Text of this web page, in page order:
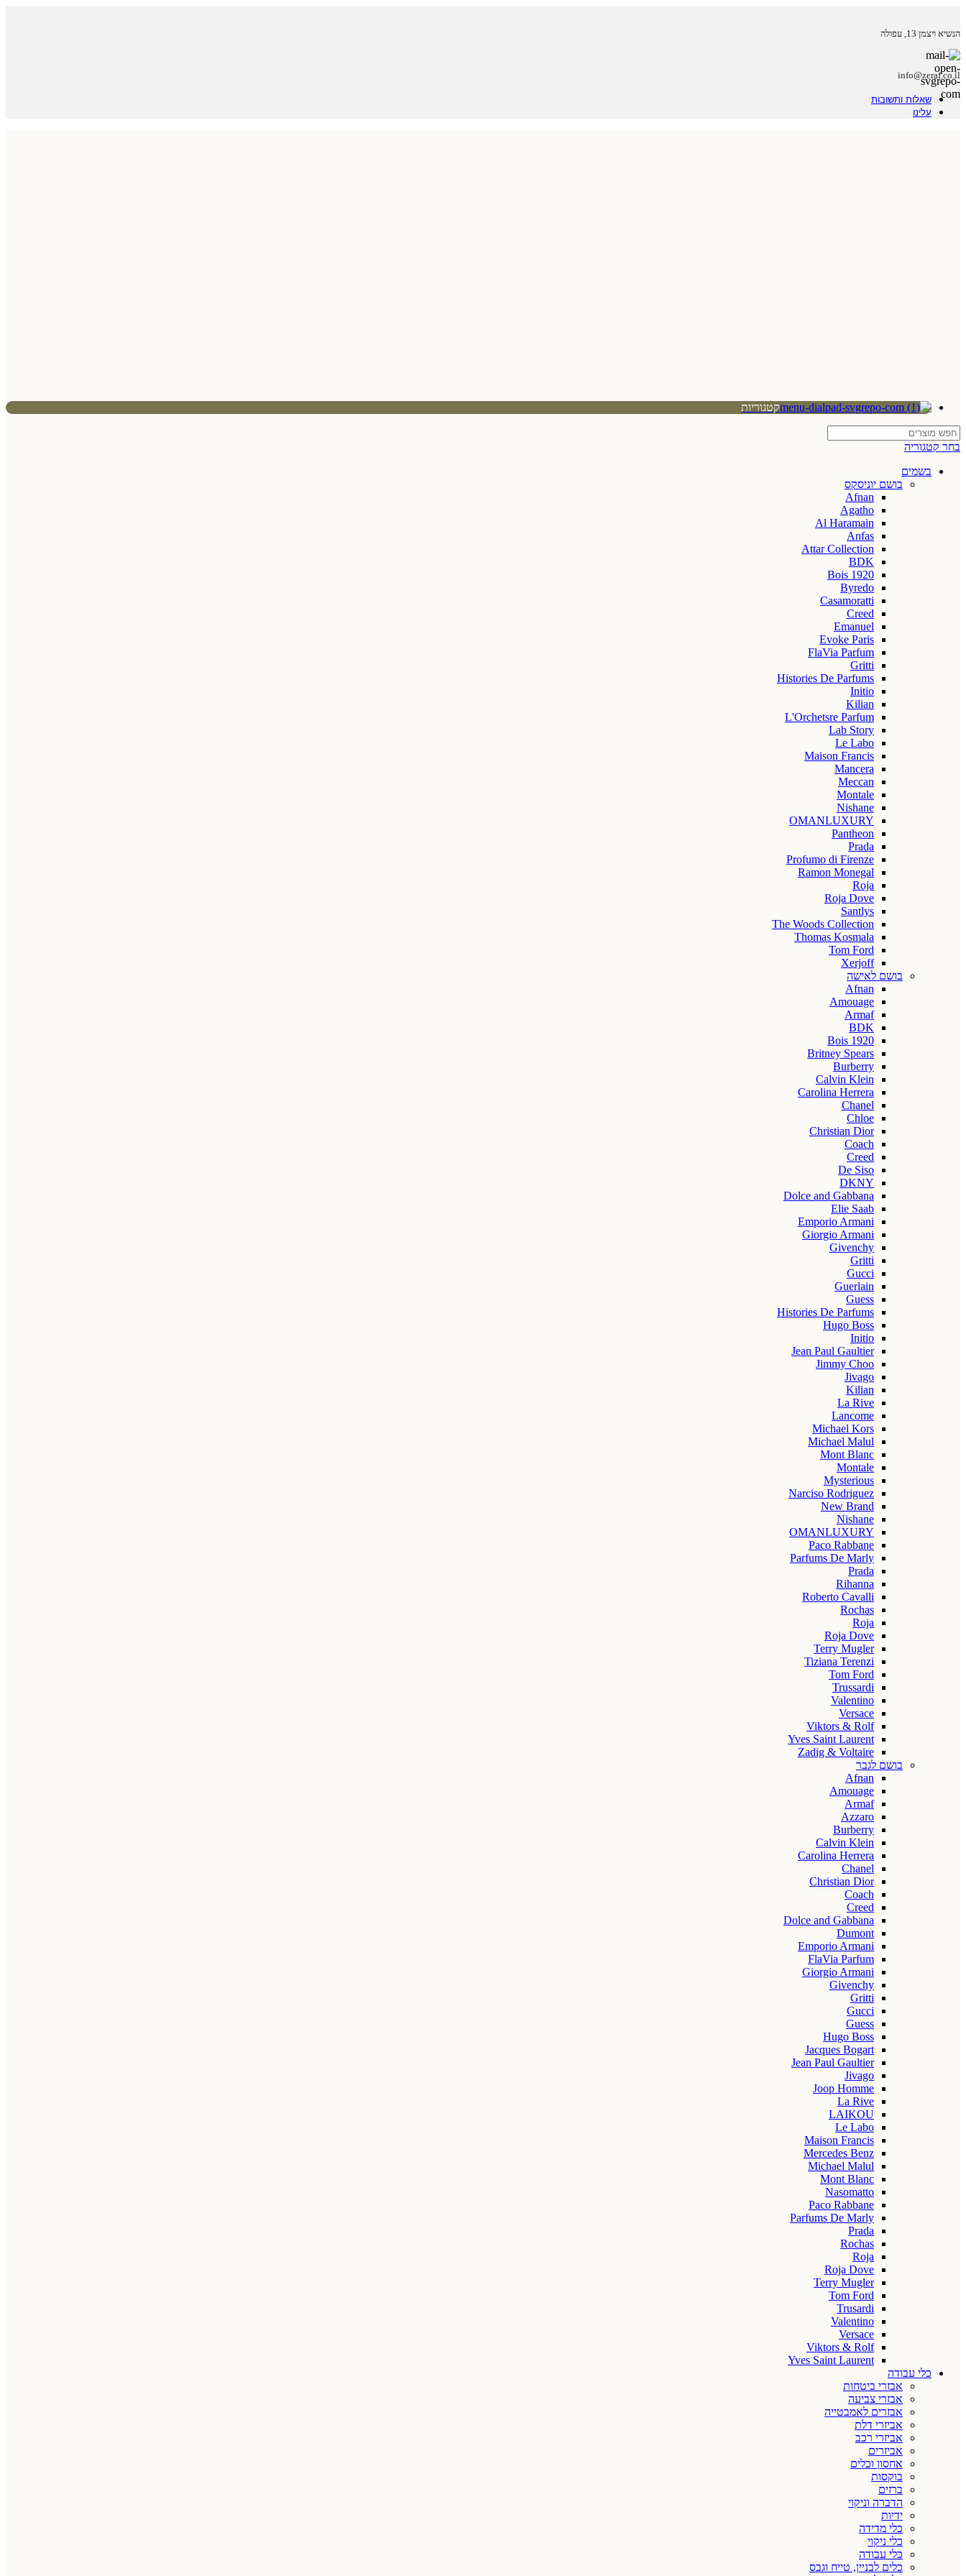
הנשיא ויצמן 13, עפולה
info@zeraf.co.il
שאלות ותשובות
עלינו
קטגוריות
בחר קטגוריה
בשמים
בושם יוניסקס
Afnan
Agatho
Al Haramain
Anfas
Attar Collection
BDK
Bois 1920
Byredo
Casamoratti
Creed
Emanuel
Evoke Paris
FlaVia Parfum
Gritti
Histories De Parfums
Initio
Kilian
L'Orchetsre Parfum
Lab Story
Le Labo
Maison Francis
Mancera
Meccan
Montale
Nishane
OMANLUXURY
Pantheon
Prada
Profumo di Firenze
Ramon Monegal
Roja
Roja Dove
Santlys
The Woods Collection
Thomas Kosmala
Tom Ford
Xerjoff
בושם לאישה
Afnan
Amouage
Armaf
BDK
Bois 1920
Britney Spears
Burberry
Calvin Klein
Carolina Herrera
Chanel
Chloe
Christian Dior
Coach
Creed
De Siso
DKNY
Dolce and Gabbana
Elie Saab
Emporio Armani
Giorgio Armani
Givenchy
Gritti
Gucci
Guerlain
Guess
Histories De Parfums
Hugo Boss
Initio
Jean Paul Gaultier
Jimmy Choo
Jivago
Kilian
La Rive
Lancome
Michael Kors
Michael Malul
Mont Blanc
Montale
Mysterious
Narciso Rodriguez
New Brand
Nishane
OMANLUXURY
Paco Rabbane
Parfums De Marly
Prada
Rihanna
Roberto Cavalli
Rochas
Roja
Roja Dove
Terry Mugler
Tiziana Terenzi
Tom Ford
Trussardi
Valentino
Versace
Viktors & Rolf
Yves Saint Laurent
Zadig & Voltaire
בושם לגבר
Afnan
Amouage
Armaf
Azzaro
Burberry
Calvin Klein
Carolina Herrera
Chanel
Christian Dior
Coach
Creed
Dolce and Gabbana
Dumont
Emporio Armani
FlaVia Parfum
Giorgio Armani
Givenchy
Gritti
Gucci
Guess
Hugo Boss
Jacques Bogart
Jean Paul Gaultier
Jivago
Joop Homme
La Rive
LAIKOU
Le Labo
Maison Francis
Mercedes Benz
Michael Malul
Mont Blanc
Nasomatto
Paco Rabbane
Parfums De Marly
Prada
Rochas
Roja
Roja Dove
Terry Mugler
Tom Ford
Trusardi
Valentino
Versace
Viktors & Rolf
Yves Saint Laurent
כלי עבודה
אבזרי ביטחות
אבזרי צביעה
אבזרים לאמבטייה
אביזרי דלת
אביזרי רכב
אביזרים
אחסון וכלים
בוקסות
ברזים
הדברה וניקוי
ידיות
כלי מדידה
כלי ניקוי
כלי עבודה
כלים לבניין, טייח וגבס